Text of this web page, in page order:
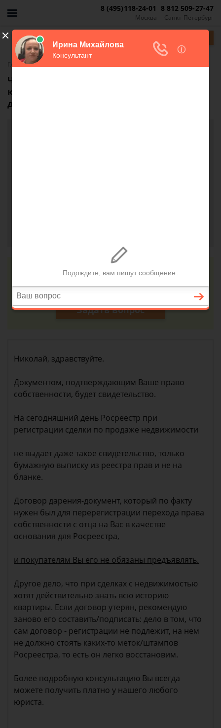
Москва
8 (495)118-24-01
Санкт-Петербург
8 812 509-27-47
Главная-FAQ
Что делать, если при продаже доли
квартиры у меня отсутствует договор
дарения на нее?
Консультация юриста онлайн
Ответ на сайте в течении 15 минут
Задать вопрос
Николай, здравствуйте.
Документом, подтверждающим Ваше право
собственности, будет свидетельство.
На сегодняшний день Росреестр при
регистрации сделки по продаже недвижимости
не выдает даже такое свидетельство, только
бумажную выписку из реестра прав и не на
бланке.
Договор дарения-документ, который по факту
нужен был для перерегистрации перехода права
собственности с отца на Вас в качестве
основания для Росреестра,
и покупателям Вы его не обязаны предъявлять.
Другое дело, что при сделках с недвижимостью
хотят действительно знать всю историю
квартиры. Если договор утерян, рекомендую
заново его составить/подписать: дело в том, что
сам договор - регистрации не подлежит, на нем
не должно стоять каких-то меток/штампов
Росреестра, то есть он легко восстановим.
Более подробную консультацию Вы всегда
можете получить платно у нашего любого
юриста.